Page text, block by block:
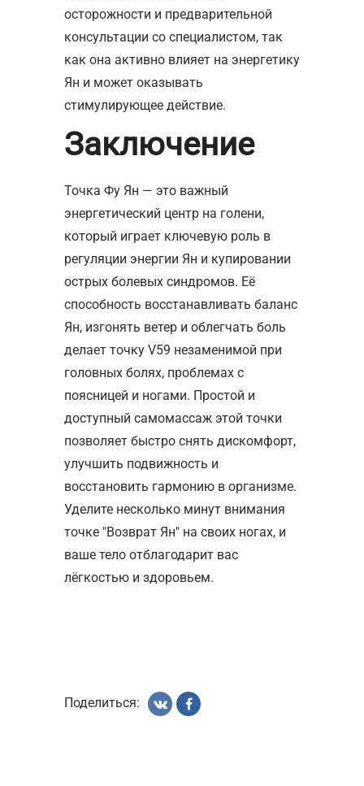
осторожности и предварительной
консультации со специалистом, так
как она активно влияет на энергетику
Ян и может оказывать
стимулирующее действие.
Заключение
Точка Фу Ян — это важный
энергетический центр на голени,
который играет ключевую роль в
регуляции энергии Ян и купировании
острых болевых синдромов. Её
способность восстанавливать баланс
Ян, изгонять ветер и облегчать боль
делает точку V59 незаменимой при
головных болях, проблемах с
поясницей и ногами. Простой и
доступный самомассаж этой точки
позволяет быстро снять дискомфорт,
улучшить подвижность и
восстановить гармонию в организме.
Уделите несколько минут внимания
точке "Возврат Ян" на своих ногах, и
ваше тело отблагодарит вас
лёгкостью и здоровьем.
Поделиться: